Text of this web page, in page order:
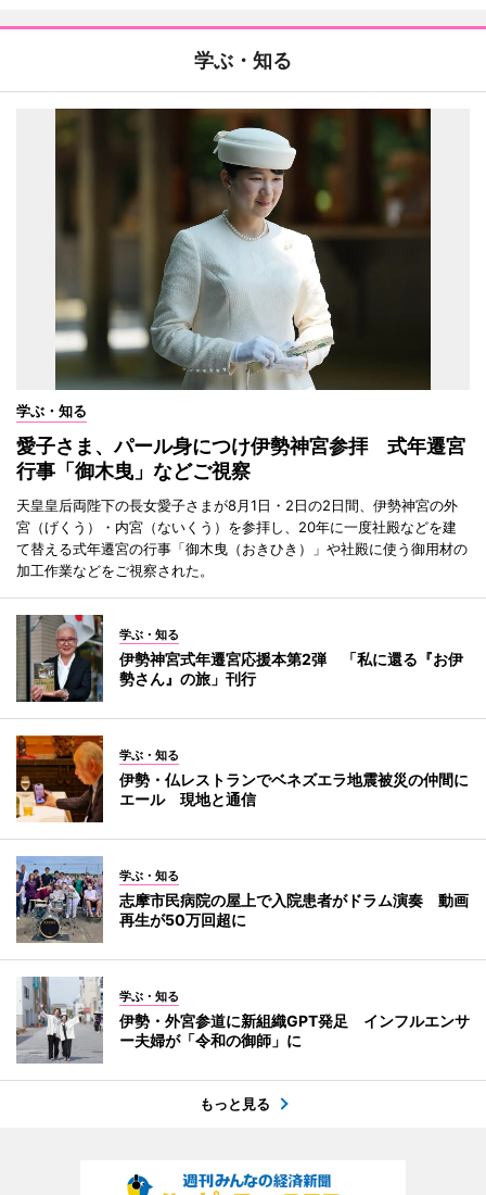
学ぶ・知る
学ぶ・知る
愛子さま、パール身につけ伊勢神宮参拝 式年遷宮
行事「御木曳」などご視察
天皇皇后両陛下の長女愛子さまが8月1日・2日の2日間、伊勢神宮の外
宮（げくう）・内宮（ないくう）を参拝し、20年に一度社殿などを建
て替える式年遷宮の行事「御木曳（おきひき）」や社殿に使う御用材の
加工作業などをご視察された。
学ぶ・知る
伊勢神宮式年遷宮応援本第2弾 「私に還る『お伊
勢さん』の旅」刊行
学ぶ・知る
伊勢・仏レストランでベネズエラ地震被災の仲間に
エール 現地と通信
学ぶ・知る
志摩市民病院の屋上で入院患者がドラム演奏 動画
再生が50万回超に
学ぶ・知る
伊勢・外宮参道に新組織GPT発足 インフルエンサ
ー夫婦が「令和の御師」に
もっと見る